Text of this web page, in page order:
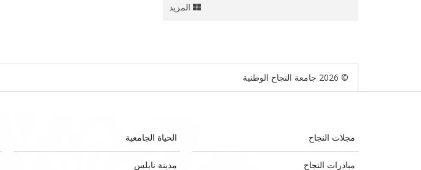
المزيد
© 2026 جامعة النجاح الوطنية
مجلات النجاح
مبادرات النجاح
الحياة الجامعية
مدينة نابلس